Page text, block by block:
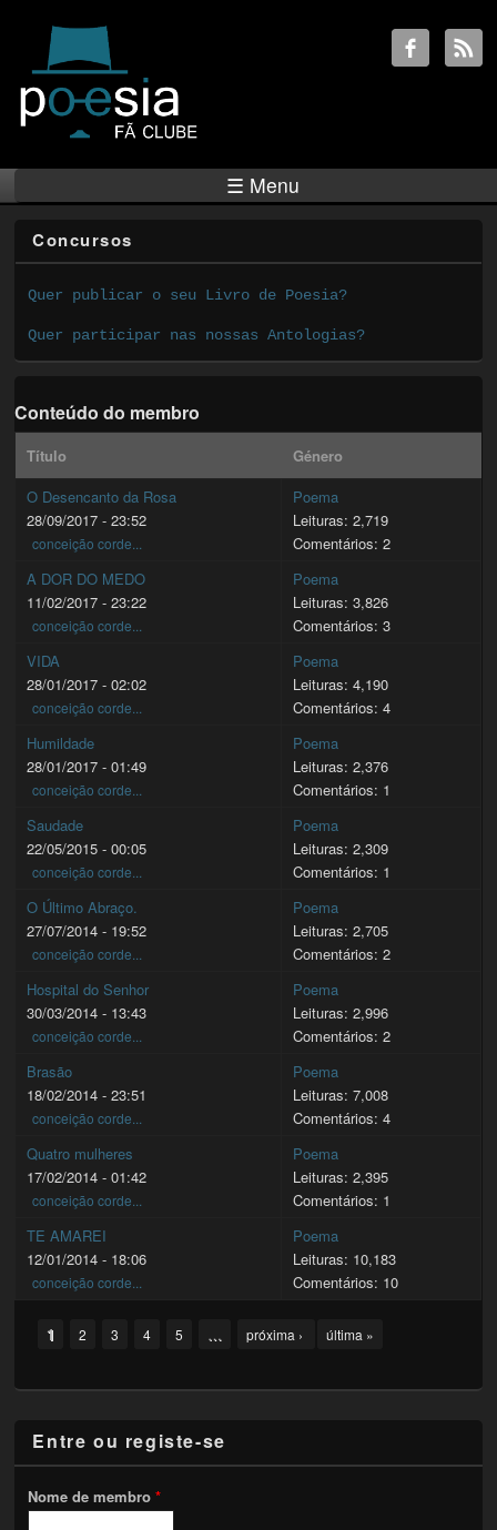
☰ Menu
Concursos
Quer publicar o seu Livro de Poesia?
Quer participar nas nossas Antologias?
Conteúdo do membro
Título
Género
O Desencanto da Rosa
28/09/2017 - 23:52
conceição corde...
Poema
Leituras: 2,719
Comentários: 2
A DOR DO MEDO
11/02/2017 - 23:22
conceição corde...
Poema
Leituras: 3,826
Comentários: 3
VIDA
28/01/2017 - 02:02
conceição corde...
Poema
Leituras: 4,190
Comentários: 4
Humildade
28/01/2017 - 01:49
conceição corde...
Poema
Leituras: 2,376
Comentários: 1
Saudade
22/05/2015 - 00:05
conceição corde...
Poema
Leituras: 2,309
Comentários: 1
O Último Abraço.
27/07/2014 - 19:52
conceição corde...
Poema
Leituras: 2,705
Comentários: 2
Hospital do Senhor
30/03/2014 - 13:43
conceição corde...
Poema
Leituras: 2,996
Comentários: 2
Brasão
18/02/2014 - 23:51
conceição corde...
Poema
Leituras: 7,008
Comentários: 4
Quatro mulheres
17/02/2014 - 01:42
conceição corde...
Poema
Leituras: 2,395
Comentários: 1
TE AMAREI
12/01/2014 - 18:06
conceição corde...
Poema
Leituras: 10,183
Comentários: 10
Pages
1 2 3 4 5 … próxima › última »
Entre ou registe-se
Nome de membro*